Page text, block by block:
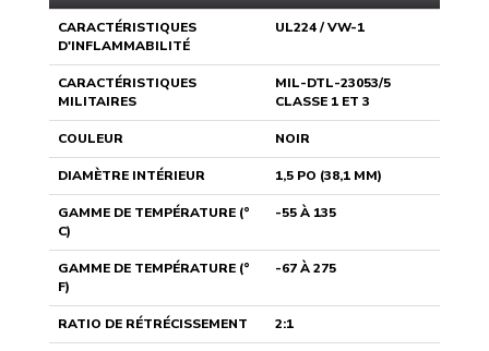
CARACTÉRISTIQUES
D'INFLAMMABILITÉ
UL224 / VW-1
CARACTÉRISTIQUES
MILITAIRES
MIL-DTL-23053/5
CLASSE 1 ET 3
COULEUR NOIR
DIAMÈTRE INTÉRIEUR 1,5 PO (38,1 MM)
GAMME DE TEMPÉRATURE (°
C)
-55 À 135
GAMME DE TEMPÉRATURE (°
F)
-67 À 275
RATIO DE RÉTRÉCISSEMENT 2:1